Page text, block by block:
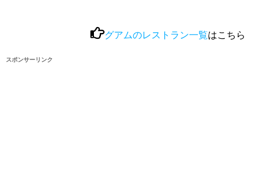
グアムのレストラン一覧はこちら
スポンサーリンク